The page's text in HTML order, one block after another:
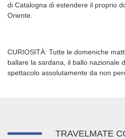
di Catalogna di estendere il proprio
Oriente.
CURIOSITÀ: Tutte le domeniche
ballare la sardana, il ballo nazionale
spettacolo assolutamente da non
TRAVELMATE